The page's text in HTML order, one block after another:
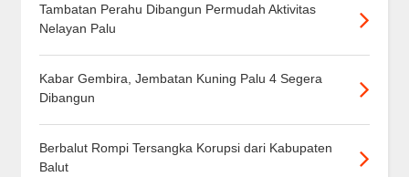
Tambatan Perahu Dibangun Permudah Aktivitas
Nelayan Palu
Kabar Gembira, Jembatan Kuning Palu 4 Segera
Dibangun
Berbalut Rompi Tersangka Korupsi dari Kabupaten
Balut